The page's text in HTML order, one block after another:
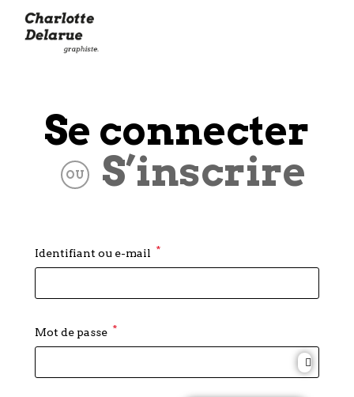
Se connecter
OU S’inscrire
Identifiant ou e-mail *
Mot de passe *